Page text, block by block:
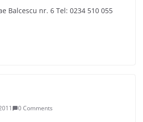
Balcescu nr. 6 Tel: 0234 510 055
0 Comments